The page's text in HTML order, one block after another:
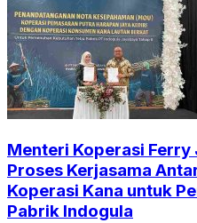
Menteri Koperasi Ferry
Proses Kerjasama
Koperasi Kana untuk
Pabrik Indogula